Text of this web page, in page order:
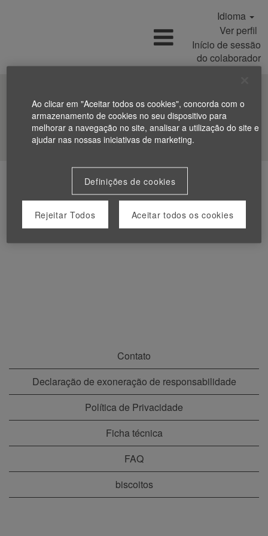
Idioma
Ver perfil
Início de sessão
do colaborador
Procurar Empregos
Contato
Declaração de exoneração de responsabilidade
Política de Privacidade
Ficha técnica
FAQ
biscoitos
Ao clicar em "Aceitar todos os cookies", concorda com o
armazenamento de cookies no seu dispositivo para
melhorar a navegação no site, analisar a utilização do site e
ajudar nas nossas iniciativas de marketing.
Definições de cookies
Rejeitar Todos Aceitar todos os cookies